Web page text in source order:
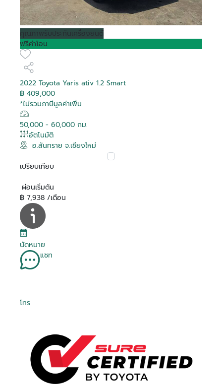
คุณภาพรับประกันเครื่องยนต์
ฟรีค่าโอน
2022 Toyota Yaris ativ 1.2 Smart
฿ 409,000
*ไม่รวมภาษีมูลค่าเพิ่ม
50,000 - 60,000 กม.
อัตโนมัติ
อ.สันทราย จ.เชียงใหม่
เปรียบเทียบ
ผ่อนเริ่มต้น
฿ 7,938 /เดือน
นัดหมาย
แชท
โทร